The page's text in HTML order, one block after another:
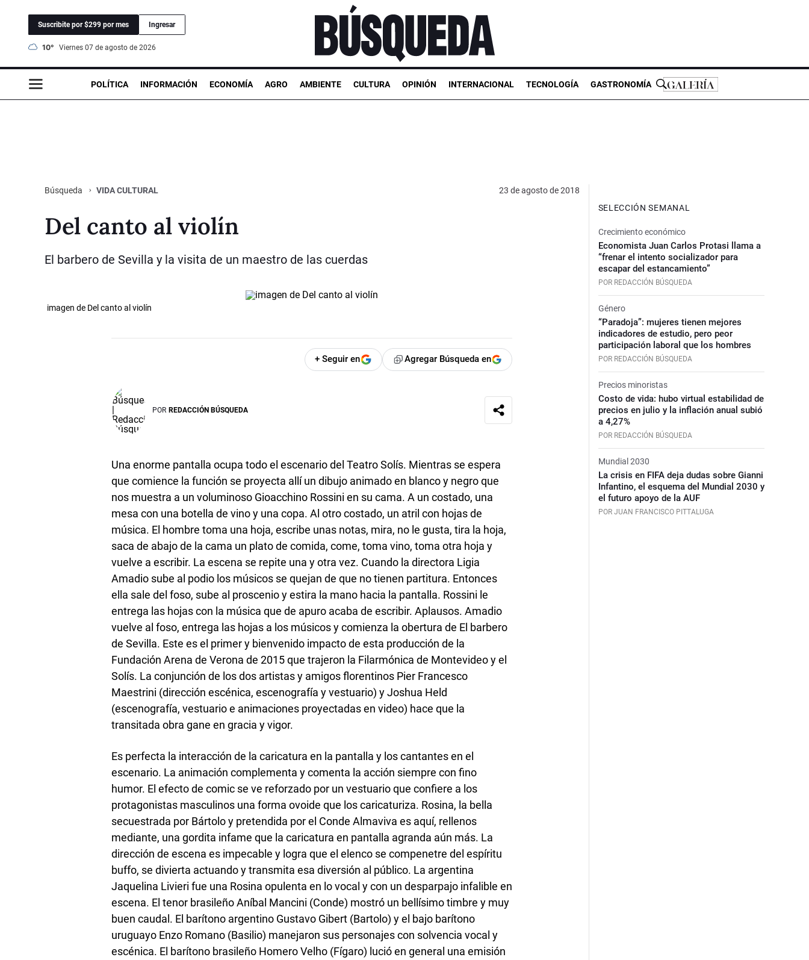
Suscribite por $299 por mes Ingresar
10° viernes 07 de agosto de 2026
POLÍTICA INFORMACIÓN ECONOMÍA AGRO AMBIENTE CULTURA OPINIÓN INTERNACIONAL TECNOLOGÍA GASTRONOMÍA
Búsqueda VIDA CULTURAL 23 de agosto de 2018
Del canto al violín
El barbero de Sevilla y la visita de un maestro de las cuerdas
imagen de Del canto al violín
+ Seguir en Agregar Búsqueda en
POR REDACCIÓN BÚSQUEDA
Una enorme pantalla ocupa todo el escenario del Teatro Solís. Mientras se espera
que comience la función se proyecta allí un dibujo animado en blanco y negro que
nos muestra a un voluminoso Gioacchino Rossini en su cama. A un costado, una
mesa con una botella de vino y una copa. Al otro costado, un atril con hojas de
música. El hombre toma una hoja, escribe unas notas, mira, no le gusta, tira la hoja,
saca de abajo de la cama un plato de comida, come, toma vino, toma otra hoja y
vuelve a escribir. La escena se repite una y otra vez. Cuando la directora Ligia
Amadio sube al podio los músicos se quejan de que no tienen partitura. Entonces
ella sale del foso, sube al proscenio y estira la mano hacia la pantalla. Rossini le
entrega las hojas con la música que de apuro acaba de escribir. Aplausos. Amadio
vuelve al foso, entrega las hojas a los músicos y comienza la obertura de El barbero
de Sevilla. Este es el primer y bienvenido impacto de esta producción de la
Fundación Arena de Verona de 2015 que trajeron la Filarmónica de Montevideo y el
Solís. La conjunción de los dos artistas y amigos florentinos Pier Francesco
Maestrini (dirección escénica, escenografía y vestuario) y Joshua Held
(escenografía, vestuario e animaciones proyectadas en video) hace que la
transitada obra gane en gracia y vigor.
Es perfecta la interacción de la caricatura en la pantalla y los cantantes en el
escenario. La animación complementa y comenta la acción siempre con fino
humor. El efecto de comic se ve reforzado por un vestuario que confiere a los
protagonistas masculinos una forma ovoide que los caricaturiza. Rosina, la bella
secuestrada por Bártolo y pretendida por el Conde Almaviva es aquí, rellenos
mediante, una gordita infame que la caricatura en pantalla agranda aún más. La
dirección de escena es impecable y logra que el elenco se compenetre del espíritu
buffo, se divierta actuando y transmita esa diversión al público. La argentina
Jaquelina Livieri fue una Rosina opulenta en lo vocal y con un desparpajo infalible en
escena. El tenor brasileño Aníbal Mancini (Conde) mostró un bellísimo timbre y muy
buen caudal. El barítono argentino Gustavo Gibert (Bartolo) y el bajo barítono
uruguayo Enzo Romano (Basilio) manejaron sus personajes con solvencia vocal y
escénica. El barítono brasileño Homero Velho (Fígaro) lució en general una emisión
SELECCIÓN SEMANAL
Crecimiento económico
Economista Juan Carlos Protasi llama a
“frenar el intento socializador para
escapar del estancamiento”
POR REDACCIÓN BÚSQUEDA
Género
“Paradoja”: mujeres tienen mejores
indicadores de estudio, pero peor
participación laboral que los hombres
POR REDACCIÓN BÚSQUEDA
Precios minoristas
Costo de vida: hubo virtual estabilidad de
precios en julio y la inflación anual subió
a 4,27%
POR REDACCIÓN BÚSQUEDA
Mundial 2030
La crisis en FIFA deja dudas sobre Gianni
Infantino, el esquema del Mundial 2030 y
el futuro apoyo de la AUF
POR JUAN FRANCISCO PITTALUGA